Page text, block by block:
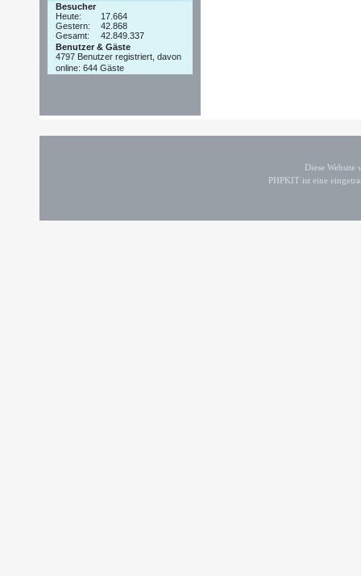
Besucher
Heute:
17.664
Gestern:
42.868
Gesamt:
42.849.337
Benutzer & Gäste
4797 Benutzer registriert, davon
online: 644 Gäste
Diese
PHPKIT ist eine